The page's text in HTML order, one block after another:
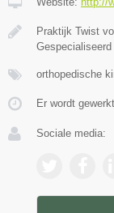
Praktijk Twist
Gespecialiseerd
orthopedische
Er wordt
Sociale media: